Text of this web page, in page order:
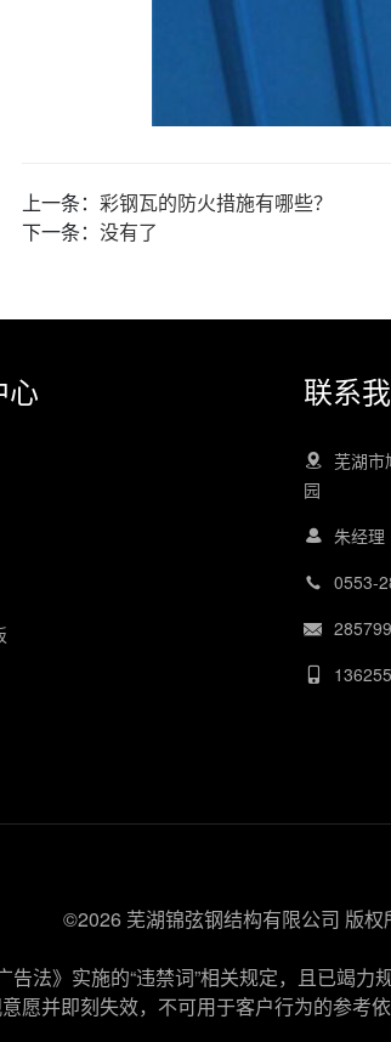
上一条： 彩钢瓦的防火措施有哪些？
下一条： 没有了
心 联系
芜湖市
园
朱经理
0553-
©2026 芜湖锦弦钢结构有限公司 版权
法》实施的“违禁词”相关规定，且已竭力
愿并即刻失效，不可用于客户行为的参考